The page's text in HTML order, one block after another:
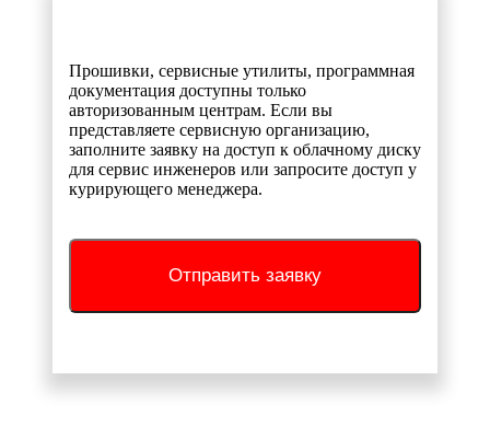
Прошивки, сервисные утилиты, программная
документация доступны только
авторизованным центрам. Если вы
представляете сервисную организацию,
заполните заявку на доступ к облачному диску
для сервис инженеров или запросите доступ у
курирующего менеджера.
Отправить заявку